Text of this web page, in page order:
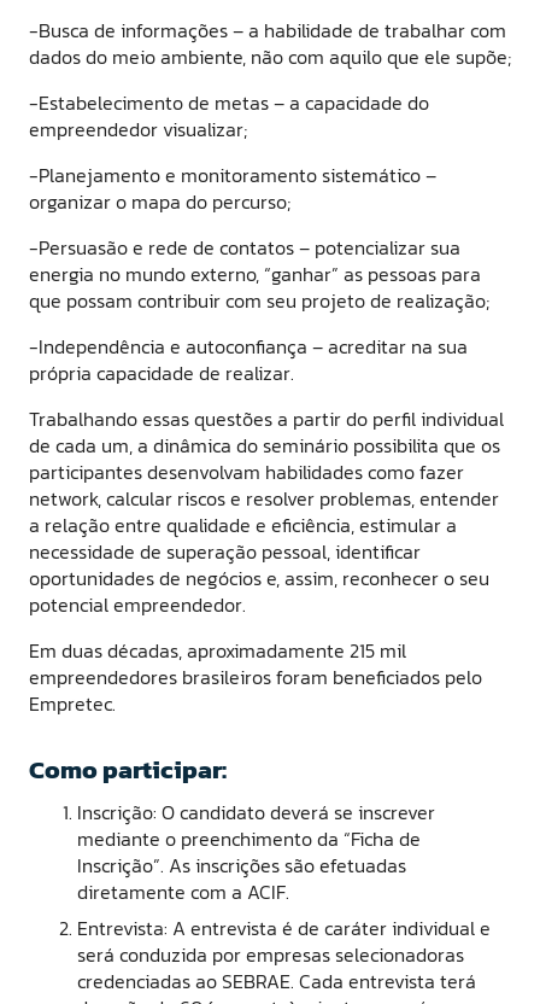
-Busca de informações – a habilidade de trabalhar com
dados do meio ambiente, não com aquilo que ele supõe;
-Estabelecimento de metas – a capacidade do
empreendedor visualizar;
-Planejamento e monitoramento sistemático –
organizar o mapa do percurso;
-Persuasão e rede de contatos – potencializar sua
energia no mundo externo, “ganhar” as pessoas para
que possam contribuir com seu projeto de realização;
-Independência e autoconfiança – acreditar na sua
própria capacidade de realizar.
Trabalhando essas questões a partir do perfil individual
de cada um, a dinâmica do seminário possibilita que os
participantes desenvolvam habilidades como fazer
network, calcular riscos e resolver problemas, entender
a relação entre qualidade e eficiência, estimular a
necessidade de superação pessoal, identificar
oportunidades de negócios e, assim, reconhecer o seu
potencial empreendedor.
Em duas décadas, aproximadamente 215 mil
empreendedores brasileiros foram beneficiados pelo
Empretec.
Como participar:
Inscrição: O candidato deverá se inscrever
mediante o preenchimento da “Ficha de
Inscrição”. As inscrições são efetuadas
diretamente com a ACIF.
Entrevista: A entrevista é de caráter individual e
será conduzida por empresas selecionadoras
credenciadas ao SEBRAE. Cada entrevista terá